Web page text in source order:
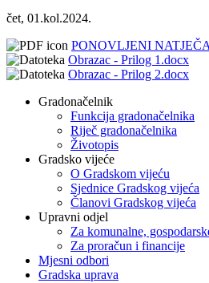
čet, 01.kol.2024.
PONOVLJENI
Obrazac - Prilog 1.docx
Obrazac - Prilog 2.docx
Gradonačelnik
Funkcija gradonačelnika
Riječ gradonačelnika
Životopis
Gradsko vijeće
O Gradskom vijeću
Sjednice Gradskog vijeća
Članovi Gradskog vijeća
Upravni odjel
Za komunalne,
Za proračun i financije
Mjesni odbori
Gradska uprava